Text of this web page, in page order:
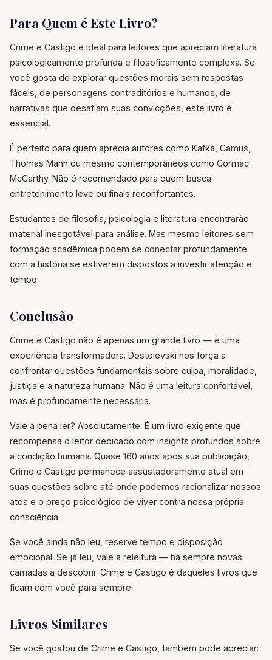
Para Quem é Este Livro?
Crime e Castigo é ideal para leitores que apreciam literatura
psicologicamente profunda e filosoficamente complexa. Se
você gosta de explorar questões morais sem respostas
fáceis, de personagens contraditórios e humanos, de
narrativas que desafiam suas convicções, este livro é
essencial.
É perfeito para quem aprecia autores como Kafka, Camus,
Thomas Mann ou mesmo contemporâneos como Cormac
McCarthy. Não é recomendado para quem busca
entretenimento leve ou finais reconfortantes.
Estudantes de filosofia, psicologia e literatura encontrarão
material inesgotável para análise. Mas mesmo leitores sem
formação acadêmica podem se conectar profundamente
com a história se estiverem dispostos a investir atenção e
tempo.
Conclusão
Crime e Castigo não é apenas um grande livro — é uma
experiência transformadora. Dostoievski nos força a
confrontar questões fundamentais sobre culpa, moralidade,
justiça e a natureza humana. Não é uma leitura confortável,
mas é profundamente necessária.
Vale a pena ler? Absolutamente. É um livro exigente que
recompensa o leitor dedicado com insights profundos sobre
a condição humana. Quase 160 anos após sua publicação,
Crime e Castigo permanece assustadoramente atual em
suas questões sobre até onde podemos racionalizar nossos
atos e o preço psicológico de viver contra nossa própria
consciência.
Se você ainda não leu, reserve tempo e disposição
emocional. Se já leu, vale a releitura — há sempre novas
camadas a descobrir. Crime e Castigo é daqueles livros que
ficam com você para sempre.
Livros Similares
Se você gostou de Crime e Castigo, também pode apreciar: